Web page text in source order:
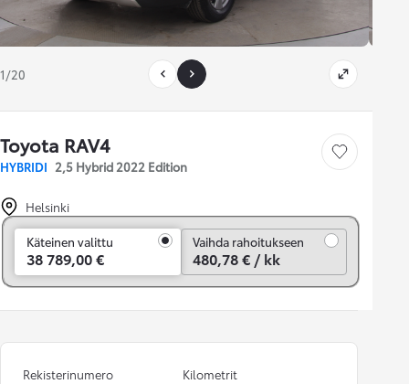
1/20
Toyota RAV4
HYBRIDI 2,5 Hybrid 2022 Edition
Tallenna auto
Helsinki
Käteinen valittu
38 789,00 €
Vaihda rahoitukseen
480,78 € / kk
Rekisterinumero
Kilometrit